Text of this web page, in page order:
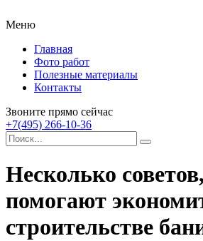
Меню
Главная
Фото работ
Полезные материалы
Контакты
Звоните прямо сейчас
+7(495) 266-10-36
Несколько
помогают
строительстве